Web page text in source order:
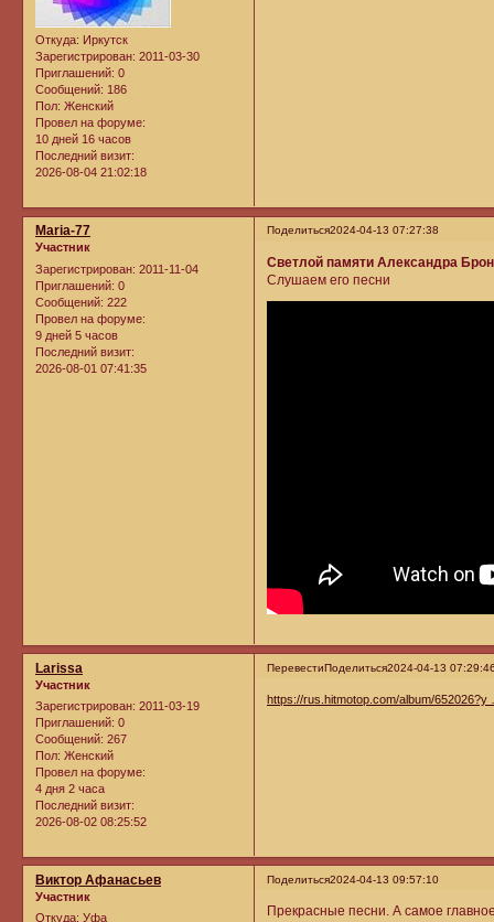
Откуда: Иркутск
Зарегистрирован: 2011-03-30
Приглашений: 0
Сообщений: 186
Пол: Женский
Провел на форуме:
10 дней 16 часов
Последний визит:
2026-08-04 21:02:18
Поделиться2024-04-13 07:27:38
Maria-77
Участник
Зарегистрирован: 2011-11-04
Приглашений: 0
Сообщений: 222
Провел на форуме:
9 дней 5 часов
Последний визит:
2026-08-01 07:41:35
Светлой памяти Александра
Слушаем его песни
ПеревестиПоделиться2024-04-13
Larissa
Участник
Зарегистрирован: 2011-03-19
Приглашений: 0
Сообщений: 267
Пол: Женский
Провел на форуме:
4 дня 2 часа
Последний визит:
2026-08-02 08:25:52
https://rus.hitmotop.com/album/
Поделиться2024-04-13 09:57:10
Виктор Афанасьев
Участник
Откуда: Уфа
Прекрасные песни. А самое